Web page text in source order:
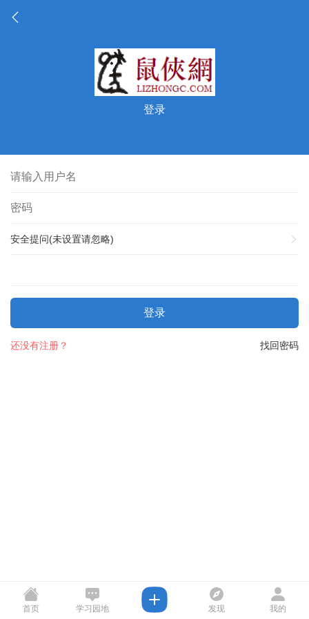
登录
安全提问(未设置请忽略)
登录
找回密码
还没有注册？
首页 学习园地 发现 我的